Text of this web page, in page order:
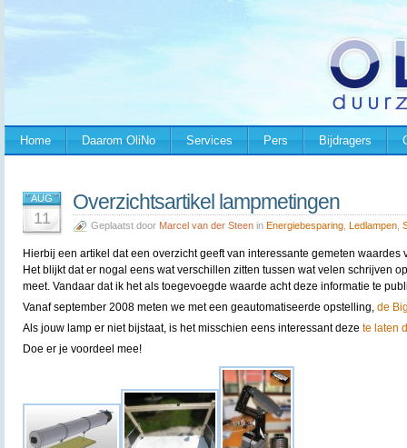
Home Daarom OliNo Services Pers Bijdragers
AUG
11
Overzichtsartikel lampmetingen
Geplaatst door Marcel van der Steen in Energiebesparing Ledlampen
Hierbij een artikel dat een overzicht geeft van interessante gemeten
Het blijkt dat er nogal eens wat verschillen zitten tussen wat velen schrijven
meet. Vandaar dat ik het als toegevoegde waarde acht deze informatie te
Vanaf september 2008 meten we met een geautomatiseerde opstelling, de
Als jouw lamp er niet bijstaat, is het misschien eens interessant deze te laten
Doe er je voordeel mee!